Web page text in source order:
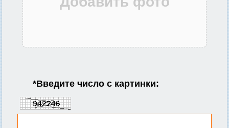
*Введите число с картинки: